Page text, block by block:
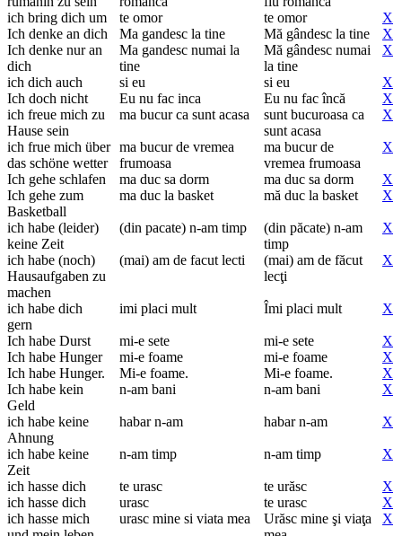
ich bring dich um te omor te omor
X
Ich denke an dich
Ma gandesc la tine Mă gândesc la tine
X
Ich denke nur an
dich
Ma gandesc numai la
tine
Mă gândesc numai
la tine
X
ich dich auch si eu si eu
X
Ich doch nicht
Eu nu fac inca Eu nu fac încă
X
ich freue mich zu
Hause sein
ma bucur ca sunt acasa
sunt bucuroasa ca
sunt acasa
X
ich frue mich über
das schöne wetter
ma bucur de vremea
frumoasa
ma bucur de
vremea frumoasa
X
Ich gehe schlafen ma duc sa dorm ma duc sa dorm
X
Ich gehe zum
Basketball
ma duc la basket mă duc la basket X
ich habe (leider)
keine Zeit
(din pacate) n-am timp
(din păcate) n-am
timp
X
ich habe (noch)
Hausaufgaben zu
machen
(mai) am de facut lecti
(mai) am de făcut
lecţi
X
ich habe dich
gern
imi placi mult Îmi placi mult X
Ich habe Durst mi-e sete mi-e sete
X
Ich habe Hunger
mi-e foame mi-e foame
X
Ich habe Hunger.
Mi-e foame. Mi-e foame.
X
Ich habe kein
Geld
n-am bani n-am bani X
ich habe keine
Ahnung
habar n-am habar n-am X
ich habe keine
Zeit
n-am timp n-am timp X
ich hasse dich te urasc te urăsc
X
ich hasse dich
urasc te urasc
X
ich hasse mich
urasc mine si viata mea
Urăsc mine şi viaţa
X